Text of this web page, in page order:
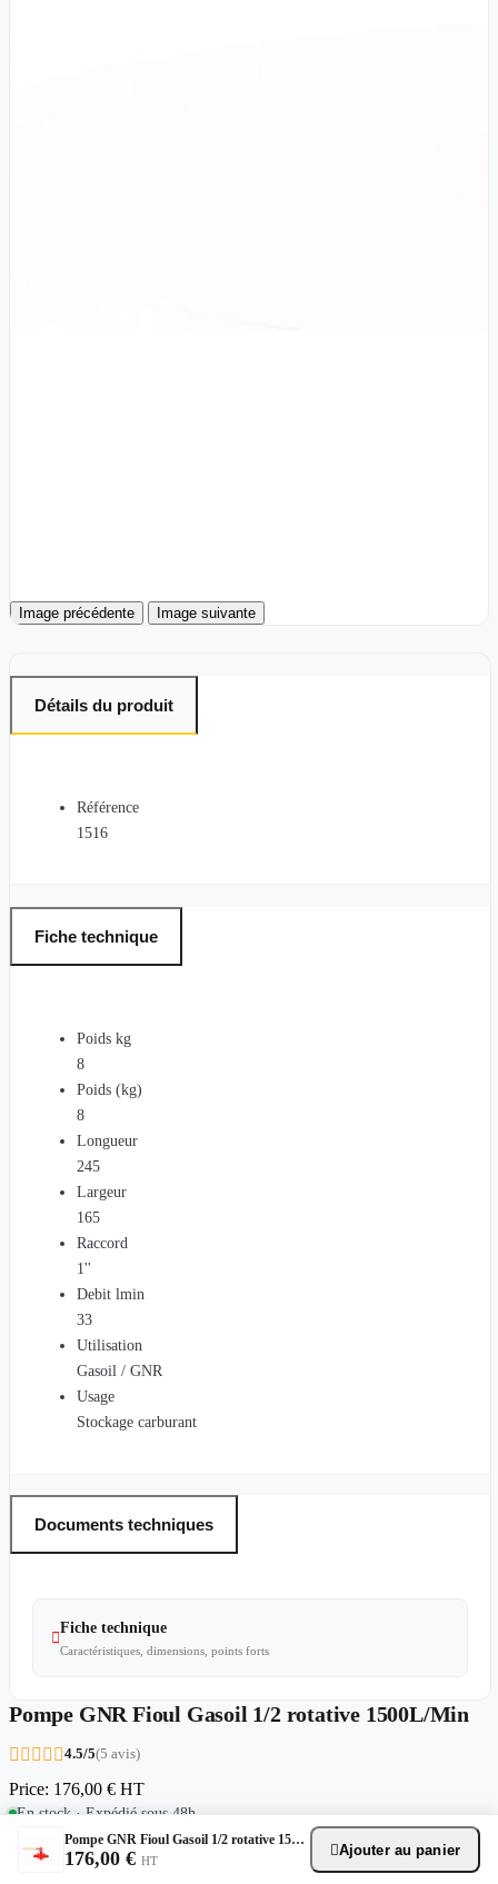
Image précédente Image suivante
Détails du produit
Référence
1516
Fiche technique
Poids kg
8
Poids (kg)
8
Longueur
245
Largeur
165
Raccord
1''
Debit lmin
33
Utilisation
Gasoil / GNR
Usage
Stockage carburant
Documents techniques

Fiche technique
Caractéristiques, dimensions, points forts
Pompe GNR Fioul Gasoil 1/2 rotative 1500L/Min
    4.5/5(5 avis)
Price: 176,00 € HT
En stock · Expédié sous 48h
Poids kg 8 Poids (kg) Largeur 165 Raccord 1''
Pompe GNR Fioul Gasoil 1/2 rotative 1500L/Min
176,00 € HT
Ajouter au panier